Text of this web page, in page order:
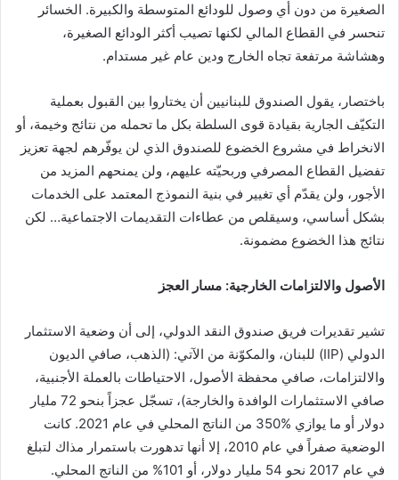
الصغيرة من دون أي وصول للودائع المتوسطة والكبيرة. الخسائر
تنحسر في القطاع المالي لكنها تصيب أكثر الودائع الصغيرة،
وهشاشة مرتفعة تجاه الخارج ودين عام غير مستدام.
باختصار، يقول الصندوق للبنانيين أن يختاروا بين القبول بعملية
التكيّف الجارية بقيادة قوى السلطة بكل ما تحمله من نتائج وخيمة، أو
الانخراط في مشروع الخضوع للصندوق الذي لن يوفّرهم لجهة تعزيز
تفضيل القطاع المصرفي وربحيّته عليهم، ولن يمنحهم المزيد من
الأجور، ولن يقدّم أي تغيير في بنية النموذج المعتمد على الخدمات
بشكل أساسي، وسيقلص من عطاءات التقديمات الاجتماعية… لكن
نتائج هذا الخضوع مضمونة.
الأصول والالتزامات الخارجية: مسار العجز
تشير تقديرات فريق صندوق النقد الدولي، إلى أن وضعية الاستثمار
الدولي (IIP) للبنان، والمكوّنة من الآتي: (الذهب، صافي الديون
والالتزامات، صافي محفظة الأصول، الاحتياطات بالعملة الأجنبية،
صافي الاستثمارات الوافدة والخارجة)، تسجّل عجزاً بنحو 72 مليار
دولار أو ما يوازي %350 من الناتج المحلي في عام 2021. كانت
الوضعية صفراً في عام 2010، إلا أنها تدهورت باستمرار مذاك لتبلغ
في عام 2017 نحو 54 مليار دولار، أو 101% من الناتج المحلي.